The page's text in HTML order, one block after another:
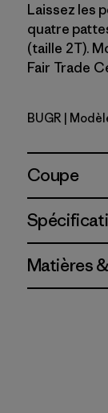
Laissez les
quatre
(taille 2T).
Fair Trade
Buckhorn
BUGR |
Coupe
Matières